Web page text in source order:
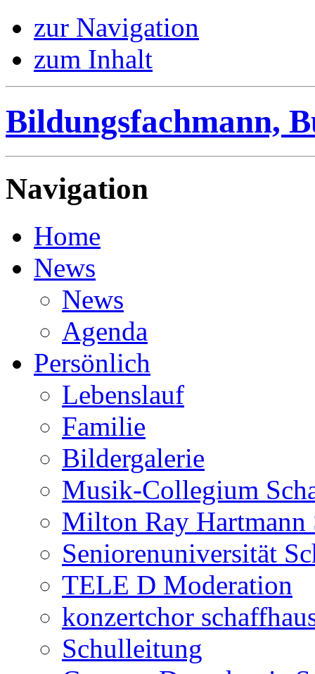
zur Navigation
zum Inhalt
Bildungsfachmann,
Navigation
Home
News
News
Agenda
Persönlich
Lebenslauf
Familie
Bildergalerie
Musik-Collegium
Milton Ray
Seniorenuniversität
TELE D Moderation
konzertchor
Schulleitung